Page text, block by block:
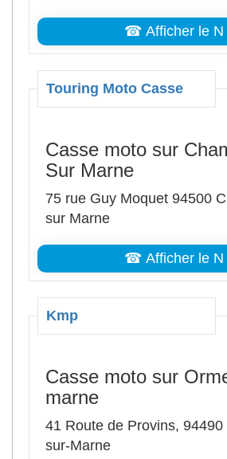
☎ Afficher le N
Touring Moto Casse
Casse moto sur
Sur Marne
75 rue Guy Moquet 94500
sur Marne
☎ Afficher le N
Kmp
Casse moto sur
marne
41 Route de Provins,
sur-Marne